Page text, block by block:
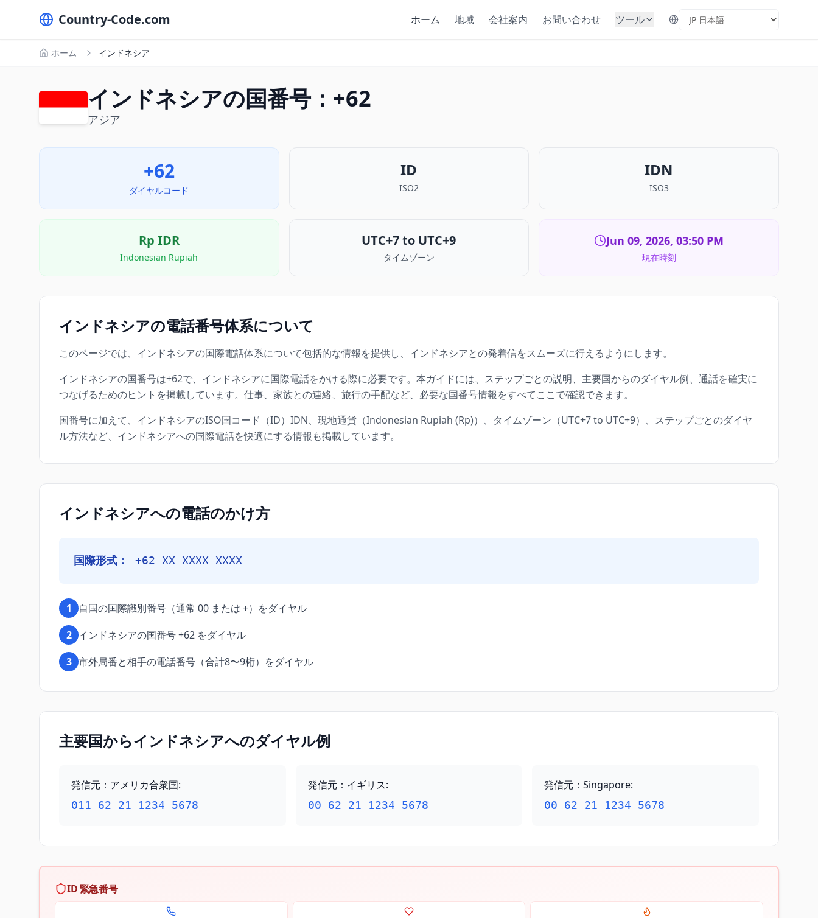
Country-Code.com ホーム 地域 会社案内 お問い合わせ ツール Select Language
ホーム インドネシア
インドネシアの国番号：+62
アジア
+62
ダイヤルコード
ID
ISO2
IDN
ISO3
Rp IDR
Indonesian Rupiah
UTC+7 to UTC+9
タイムゾーン
Jun 09, 2026, 03:50 PM
現在時刻
インドネシアの電話番号体系について
このページでは、インドネシアの国際電話体系について包括的な情報を提供し、インドネシアとの発着信をスムーズに行えるようにします。
インドネシアの国番号は+62で、インドネシアに国際電話をかける際に必要です。本ガイドには、ステップごとの説明、主要国からのダイヤル例、通話を確実に
つなげるためのヒントを掲載しています。仕事、家族との連絡、旅行の手配など、必要な国番号情報をすべてここで確認できます。
国番号に加えて、インドネシアのISO国コード（ID）IDN、現地通貨（Indonesian Rupiah (Rp)）、タイムゾーン（UTC+7 to UTC+9）、ステップごとのダイヤ
ル方法など、インドネシアへの国際電話を快適にする情報も掲載しています。
インドネシアへの電話のかけ方
国際形式： +62 XX XXXX XXXX
1
自国の国際識別番号（通常 00 または +）をダイヤル
2 インドネシアの国番号 +62 をダイヤル
3 市外局番と相手の電話番号（合計8〜9桁）をダイヤル
主要国からインドネシアへのダイヤル例
発信元：アメリカ合衆国:
011 62 21 1234 5678
発信元：イギリス:
00 62 21 1234 5678
発信元：Singapore:
00 62 21 1234 5678
ID 緊急番号